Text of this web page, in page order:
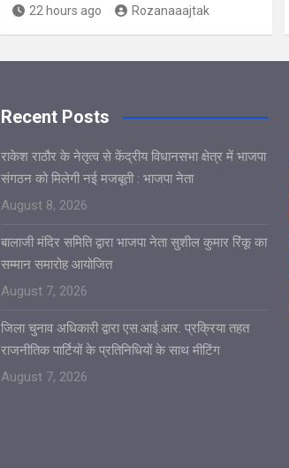
22 hours ago Rozanaaajtak
Recent Posts
राकेश राठौर के नेतृत्व से केंद्रीय विधानसभा क्षेत्र में भाजपा
संगठन को मिलेगी नई मजबूती : भाजपा नेता
August 8, 2026
बालाजी मंदिर समिति द्वारा भाजपा नेता सुशील कुमार रिंकू का
सम्मान समारोह आयोजित
August 7, 2026
जिला चुनाव अधिकारी द्वारा एस.आई.आर. प्रक्रिया तहत
राजनीतिक पार्टियों के प्रतिनिधियों के साथ मीटिंग
August 7, 2026